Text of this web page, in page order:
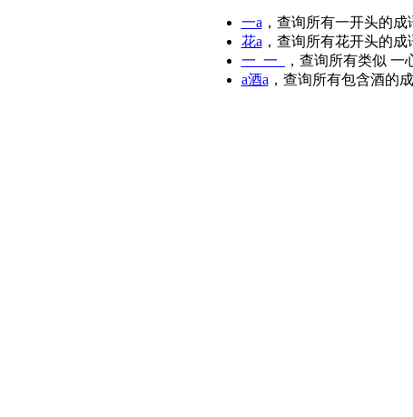
一a ，查询所有一开头的成
花a ，查询所有花开头的成
一_一_
，查询所有类似
a酒a ，查询所有包含酒的